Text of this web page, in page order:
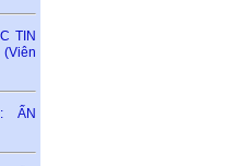
TIN
ẤN